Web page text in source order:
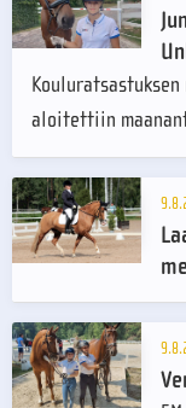
aloitettiin